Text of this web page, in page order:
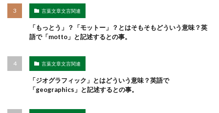
言葉文章文言関連
「もっとう」？「モットー」？とはそもそもどういう意味？英
語で「motto」と記述するとの事。
言葉文章文言関連
「ジオグラフィック」とはどういう意味？英語で
「geographics」と記述するとの事。